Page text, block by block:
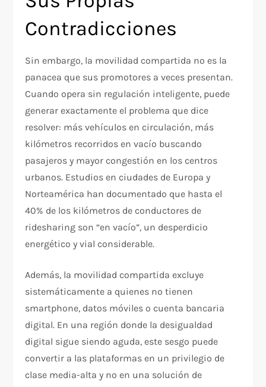
Contradicciones
Sin embargo, la movilidad compartida no es la
panacea que sus promotores a veces presentan.
Cuando opera sin regulación inteligente, puede
generar exactamente el problema que dice
resolver: más vehículos en circulación, más
kilómetros recorridos en vacío buscando
pasajeros y mayor congestión en los centros
urbanos. Estudios en ciudades de Europa y
Norteamérica han documentado que hasta el
40% de los kilómetros de conductores de
ridesharing son “en vacío”, un desperdicio
energético y vial considerable.
Además, la movilidad compartida excluye
sistemáticamente a quienes no tienen
smartphone, datos móviles o cuenta bancaria
digital. En una región donde la desigualdad
digital sigue siendo aguda, este sesgo puede
convertir a las plataformas en un privilegio de
clase media-alta y no en una solución de